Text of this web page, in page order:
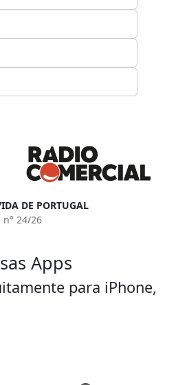
DE PORTUGAL
n° 24/26
Apps
para iPhone,